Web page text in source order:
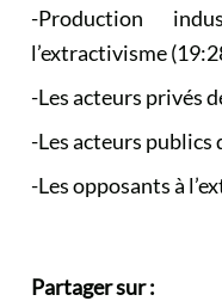
-Production
l’extractivisme
-Les acteurs privés
-Les acteurs publics
-Les opposants à
Partager sur :